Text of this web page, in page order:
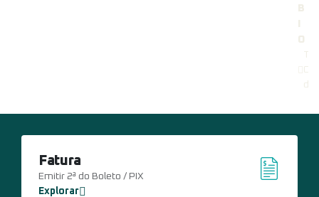
B
O
de
Fatura
Emitir 2ª do Boleto / PIX
Explorar